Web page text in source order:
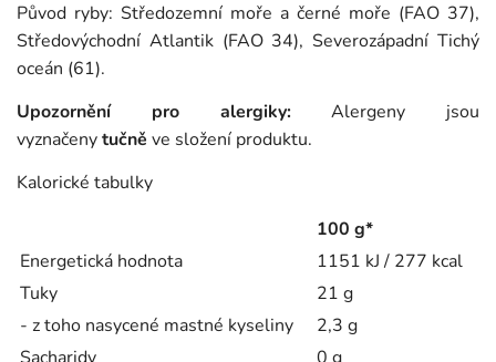
Původ ryby: Středozemní moře a černé moře (FAO 37),
Středovýchodní Atlantik (FAO 34), Severozápadní Tichý
oceán (61).
Upozornění pro alergiky:Alergeny jsou
vyznačenytučně ve složení produktu.
Kalorické tabulky
100 g*
Energetická hodnota
1151 kJ / 277 kcal
Tuky
21 g
- z toho nasycené mastné kyseliny
2,3 g